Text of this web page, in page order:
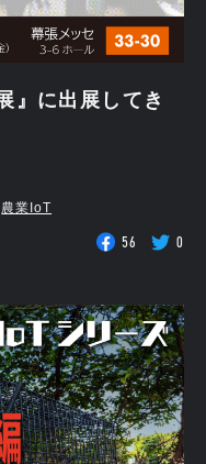
』に出展してき
農業IoT
56 0